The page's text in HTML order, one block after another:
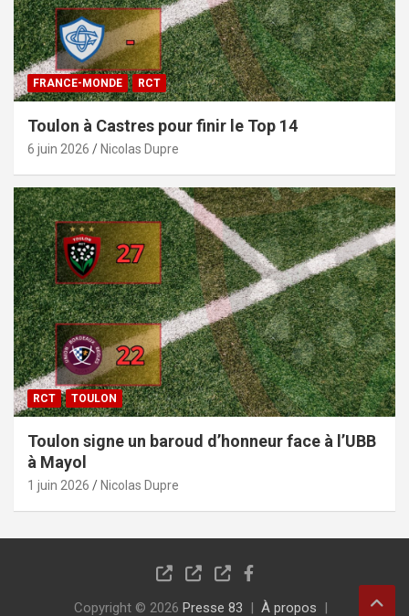
FRANCE-MONDE RCT
Toulon à Castres pour finir le Top 14
6 juin 2026 Nicolas Dupre
RCT TOULON
Toulon signe un baroud d’honneur face à l’UBB
à Mayol
1 juin 2026 Nicolas Dupre
Copyright © 2026 Presse 83 À propos